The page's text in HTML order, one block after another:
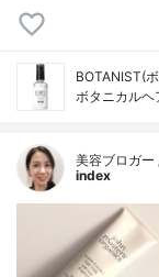
BOTANIST(
ボタニカルヘ
美容ブロガー
index